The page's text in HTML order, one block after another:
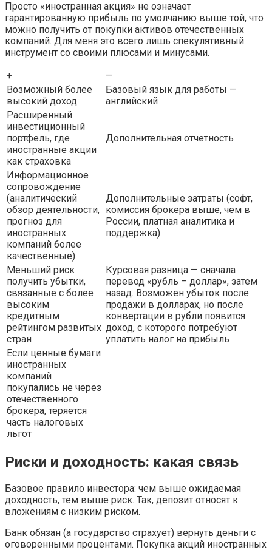
Просто «иностранная акция» не означает
гарантированную прибыль по умолчанию выше той, что
можно получить от покупки активов отечественных
компаний. Для меня это всего лишь спекулятивный
инструмент со своими плюсами и минусами.
+
—
Возможный более
высокий доход
Базовый язык для работы —
английский
Расширенный
инвестиционный
портфель, где
иностранные акции
как страховка
Дополнительная отчетность
Информационное
сопровождение
(аналитический
обзор деятельности,
прогноз для
иностранных
компаний более
качественные)
Дополнительные затраты (софт,
комиссия брокера выше, чем в
России, платная аналитика и
поддержка)
Меньший риск
получить убытки,
связанные с более
высоким
кредитным
рейтингом развитых
стран
Курсовая разница — сначала
перевод «рубль – доллар», затем
назад. Возможен убыток после
продажи в долларах, но после
конвертации в рубли появится
доход, с которого потребуют
уплатить налог на прибыль
Если ценные бумаги
иностранных
компаний
покупались не через
отечественного
брокера, теряется
часть налоговых
льгот
Риски и доходность: какая связь
Базовое правило инвестора: чем выше ожидаемая
доходность, тем выше риск. Так, депозит относят к
вложениям с низким риском.
Банк обязан (а государство страхует) вернуть деньги с
оговоренными процентами. Покупка акций иностранных